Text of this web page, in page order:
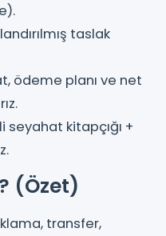
taslak
ödeme planı ve net
seyahat kitapçığı +
(Özet)
transfer,